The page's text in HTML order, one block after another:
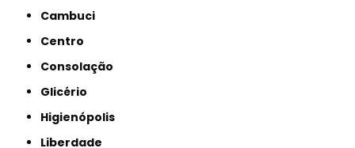
Cambuci
Centro
Consolação
Glicério
Higienópolis
Liberdade